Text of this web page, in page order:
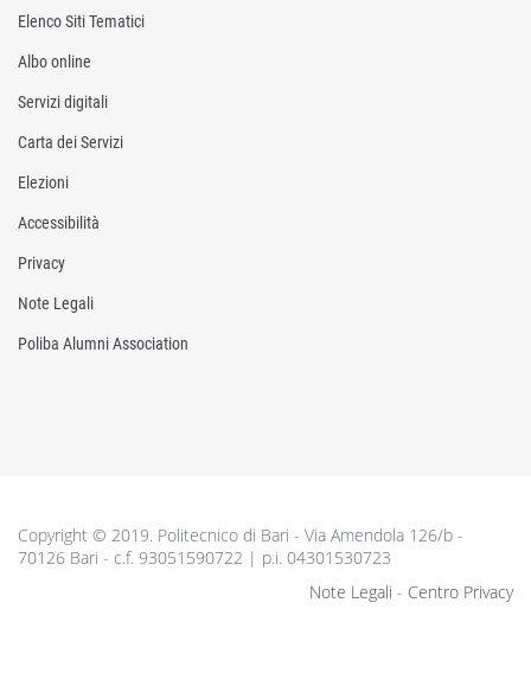
Elenco Siti Tematici
Albo online
Servizi digitali
Carta dei Servizi
Elezioni
Accessibilità
Privacy
Note Legali
Poliba Alumni Association
Copyright © 2019. Politecnico di Bari - Via Amendola 126/b -
70126 Bari - c.f. 93051590722 | p.i. 04301530723
Note Legali - Centro Privacy